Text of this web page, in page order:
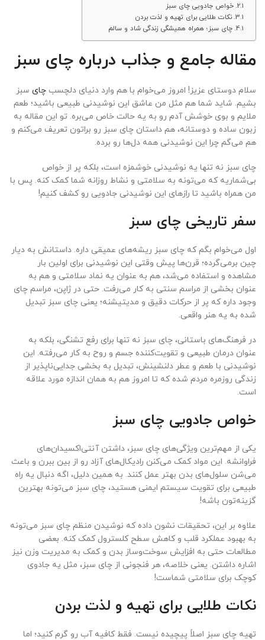
خواص جادویی چای سبز
نکات طلایی برای تهیه و لذت بردن
چای سبز؛ همراه همیشگی زندگی شاد و سالم
مقاله جامع و جذاب درباره چای سبز
سلام دوستای عزیز! امروز می‌خوام با هم وارد دنیای دلچسب چای سبز
بشیم. شاید شما هم مثل من عاشق این نوشیدنی طبیعی باشید؛ طعم
ملایم و بوی خوشش آدم رو به یه حالت خاص می‌بره. تو این مقاله به
زبون ساده و دوستانه، هم داستان چای سبز رو براتون تعریف می‌کنم و
هم می‌گم چرا این نوشیدنی همه دل‌ها رو برده.
چای سبز نه تنها یه نوشیدنی خوشمزه است، بلکه پر از خواص
بی‌شماریه که می‌تونه به سلامتی و نشاط روزانه شما کمک کنه. پس با
من همراه باشید تا رازهای این نوشیدنی جادویی رو کشف کنیم!
سفر تاریخی چای سبز
اول می‌خوام بگم که چای سبز ریشه‌های عمیقی داره. داستانش به دیار
چین برمی‌گرده؛ قرن‌ها پیش وقتی این نوشیدنی برای اولین بار
مشاهده و استفاده می‌شد، هم به عنوان یه نماد سلامتی و هم به
عنوان بخشی از مراسم سنتی به کار می‌رفت. حتی در ژاپن، مراسم چای
وجود داره که پر از حرکات دقیق و مدیتیشنه؛ یعنی چای سبز تبدیل
شده به یه هنر واقعی.
در فرهنگ‌های باستانی، چای سبز نه تنها برای رفع تشنگی، بلکه به
عنوان درمان طبیعی و تقویت‌کننده جسم و روح به کار می‌رفته. این
نوشیدنی با طعم و عطر دلنشینش، تبدیل به بخشی جدایی‌ناپذیر از
زندگی روزمره مردم شده که تا امروز هم به همان اندازه مورد علاقه
است.
خواص جادویی چای سبز
یکی از مهم‌ترین ویژگی‌های چای سبز، داشتن آنتی‌اکسیدان‌های
فراوانشه. این مواد کمک می‌کنن رادیکال‌های آزاد رو از بین ببرن و باعث
می‌شن سلول‌های بدن بهتر عمل کنند. به همین دلیل، اگه دنبال یه راه
طبیعی برای تقویت سیستم ایمنی هستید، چای سبز می‌تونه بهترین
گزینه‌تون باشه!
علاوه بر این، تحقیقات نشون داده که نوشیدن منظم چای سبز می‌تونه
به بهبود عملکرد قلب و کاهش سطح کلسترول کمک کنه. بعضی
مطالعات حتی به افزایش سوخت‌وساز بدن و کمک به مدیریت وزن نیز
اشاره داشتن. یعنی خلاصه، هر فنجونی از چای سبز، مثل یه جادوی
کوچک برای سلامتی شماست!
نکات طلایی برای تهیه و لذت بردن
تهیه چای سبز اصلاً پیچیده نیست. فقط کافیه آب رو گرم کنید؛ اما